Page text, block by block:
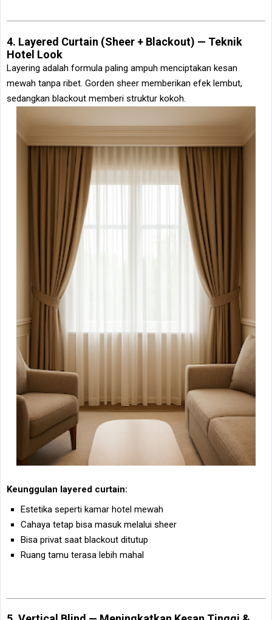
4. Layered Curtain (Sheer + Blackout) — Teknik
Hotel Look
Layering adalah formula paling ampuh menciptakan kesan
mewah tanpa ribet. Gorden sheer memberikan efek lembut,
sedangkan blackout memberi struktur kokoh.
Keunggulan layered curtain:
Estetika seperti kamar hotel mewah
Cahaya tetap bisa masuk melalui sheer
Bisa privat saat blackout ditutup
Ruang tamu terasa lebih mahal